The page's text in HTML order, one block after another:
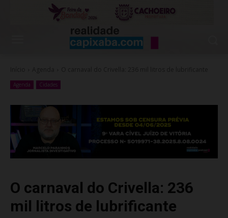
Agenda Cidades
O carnaval do Crivella: 236
mil litros de lubrificante